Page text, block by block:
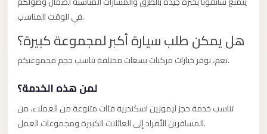
في الوقت المناسب.
هل يمكن طلب سيارة أكبر لمجموعة كبيرة؟
نعم، نوفر خيارات مركبات بسعات مختلفة تناسب حجم مجموعتكم.
لمن هذه الخدمة؟
تناسب خدمة حجز ليموزين اسكندرية فئات متنوعة من العملاء، من
المسافرين الأفراد إلى العائلات الكبيرة ومجموعات العمل.
airport
cairo
Suez
Taxi
Suez
Limousine